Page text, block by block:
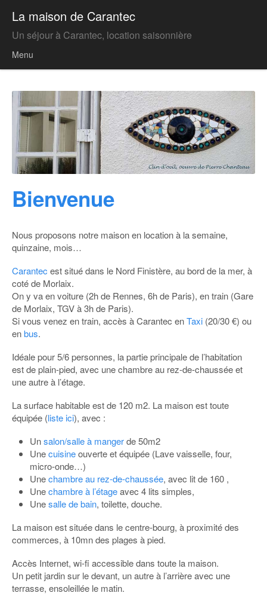
La maison de Carantec
Un séjour à Carantec, location saisonnière
Menu
Bienvenue
Nous proposons notre maison en location à la semaine,
quinzaine, mois…
Carantec est situé dans le Nord Finistère, au bord de la mer, à
coté de Morlaix.
On y va en voiture (2h de Rennes, 6h de Paris), en train (Gare
de Morlaix, TGV à 3h de Paris).
Si vous venez en train, accès à Carantec enTaxi (20/30 €) ou
enbus.
Idéale pour 5/6 personnes, la partie principale de l’habitation
est de plain-pied, avec une chambre au rez-de-chaussée et
une autre à l’étage.
La surface habitable est de 120 m2. La maison est toute
équipée (liste ici), avec :
Unsalon/salle à mangerde 50m2
Unecuisineouverte et équipée (Lave vaisselle, four,
micro-onde…)
Unechambre au rez-de-chaussée, avec lit de 160 ,
Unechambre à l’étageavec 4 lits simples,
Unesalle de bain, toilette, douche.
La maison est située dans le centre-bourg, à proximité des
commerces, à 10mn des plages à pied.
Accès Internet, wi-fi accessible dans toute la maison.
Un petit jardin sur le devant, un autre à l’arrière avec une
terrasse, ensoleillée le matin.